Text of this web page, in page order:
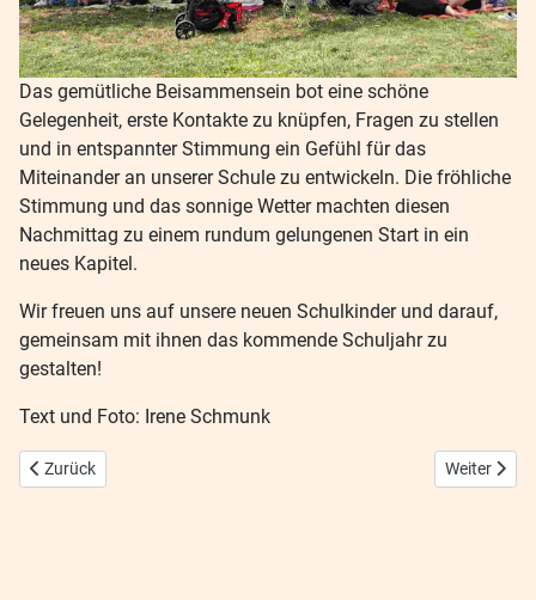
Das gemütliche Beisammensein bot eine schöne
Gelegenheit, erste Kontakte zu knüpfen, Fragen zu stellen
und in entspannter Stimmung ein Gefühl für das
Miteinander an unserer Schule zu entwickeln. Die fröhliche
Stimmung und das sonnige Wetter machten diesen
Nachmittag zu einem rundum gelungenen Start in ein
neues Kapitel.
Wir freuen uns auf unsere neuen Schulkinder und darauf,
gemeinsam mit ihnen das kommende Schuljahr zu
gestalten!
Text und Foto: Irene Schmunk
Vorheriger Beitrag: Elternschule
Zurück Nächster
Weiter